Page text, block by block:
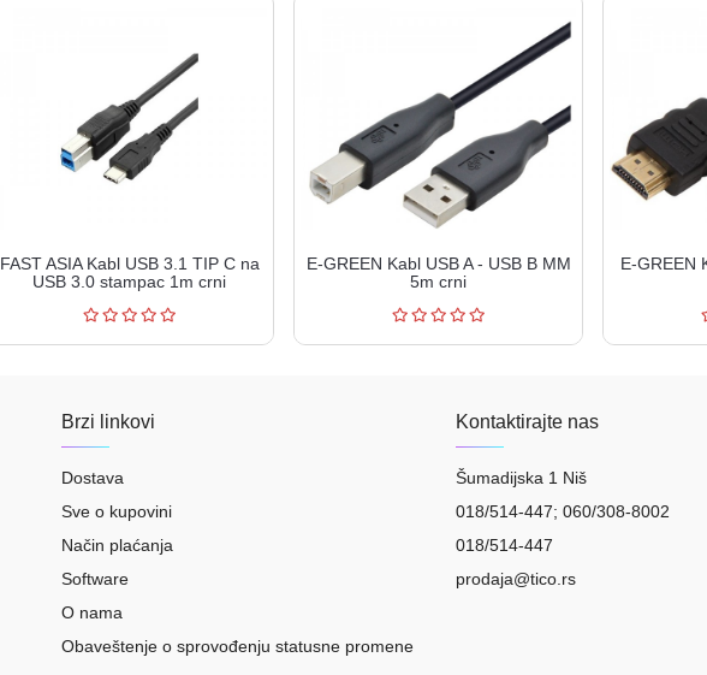
FAST ASIA Kabl USB 3.1 TIP C na
USB 3.0 stampac 1m crni
E-GREEN Kabl USB A - USB B MM
5m crni
E-GREEN
Brzi linkovi
Dostava
Sve o kupovini
Način plaćanja
Software
O nama
Obaveštenje o sprovođenju statusne promene
Kontaktirajte nas
Šumadijska 1 Niš
018/514-447; 060/308-8002
018/514-447
prodaja@tico.rs